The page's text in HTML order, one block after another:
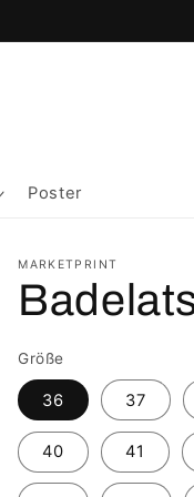
Poster
MARKETPRINT
Größe
36 37
40 41